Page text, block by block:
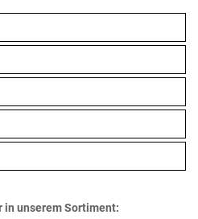
in unserem Sortiment: